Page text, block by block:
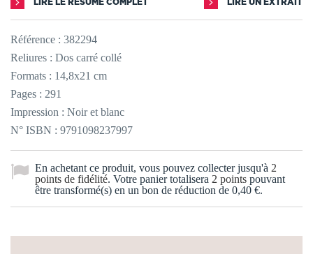
Référence : 382294
Reliures : Dos carré collé
Formats : 14,8x21 cm
Pages : 291
Impression : Noir et blanc
N° ISBN : 9791098237997
En achetant ce produit, vous pouvez collecter jusqu'à 2
points de fidélité. Votre panier totalisera 2 points pouvant
être transformé(s) en un bon de réduction de 0,40 €.